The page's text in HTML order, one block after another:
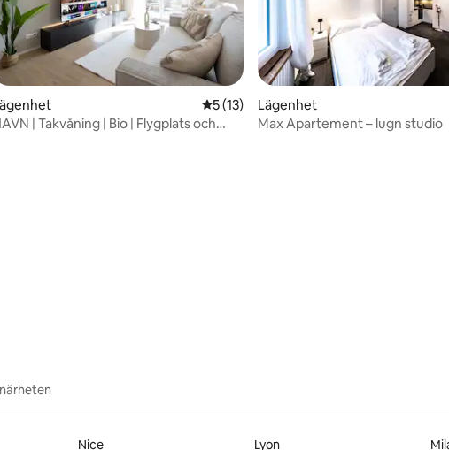
betyg, 15 omdömen
5 av 5 i genomsnittligt betyg, 13
5 (13)
| Takvåning | Bio | Flygplats och
Lägenhet
Max Apartement – lugn studio
Nice Lyon